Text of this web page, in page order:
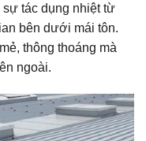
tác dụng nhiệt từ
bên dưới mái tôn.
thông thoáng mà
ngoài.